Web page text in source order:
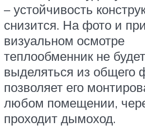
– устойчивость
снизится. На фото и при
визуальном осмотре
теплообменник не будет
выделяться из общего
позволяет его
любом помещении,
проходит дымоход.